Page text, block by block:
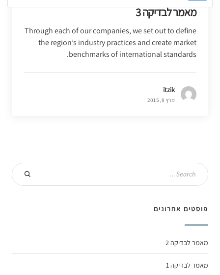
מאמר לבדיקה 3
Through each of our companies, we set out to define
the region’s industry practices and create market
benchmarks of international standards.
itzik
מרץ 8, 2015
פוסטים אחרונים
מאמר לבדיקה 2
מאמר לבדיקה 1